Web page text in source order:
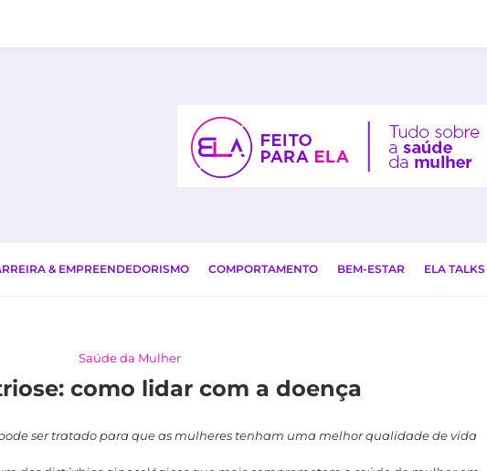
& EMPREENDEDORISMO COMPORTAMENTO BEM-ESTAR ELA TALKS
Saúde da Mulher
como lidar com a doença
ser tratado para que as mulheres tenham uma melhor qualidade de vida